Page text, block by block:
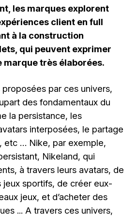
les marques explorent
client en full
à la construction
qui peuvent exprimer
marque très élaborées.
par ces univers,
des fondamentaux du
la persistance, les
interposées, le partage
etc … Nike, par exemple,
Nikeland, qui
à travers leurs avatars, de
jeux sportifs, de créer eux-
jeux, et d’acheter des
... A travers ces univers,